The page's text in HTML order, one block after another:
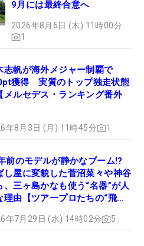
9月には最終合意へ
2026年8月6日 (木) 11時00分
1
志帆が海外メジャー制覇で
獲得 実質のトップ独走状態
メルセデス・ランキング番外
年8月3日 (月) 11時45分 1
前のモデルが静かなブーム!?
し屋に変貌した菅沼菜々や神谷
、三ヶ島かなも使う“名器”が人
理由【ツアープロたちの“飛ば
年7月29日 (水) 14時02分 5